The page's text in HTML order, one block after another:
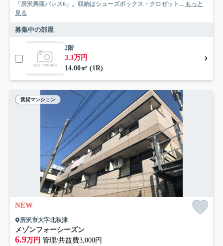
「所沢興亜パレス6」。収納はシューズボックス・クロゼット... もっと
見る
募集中の部屋
2階
3.3万円
14.00㎡ (1R)
賃貸マンション
NEW
所沢市大字北秋津
メゾンフォーシーズン
6.9万円 管理/共益費3,000円